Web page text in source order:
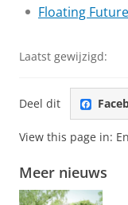
Floating Future
Laatst gewijzigd:
Deel dit
View this page in:
Meer nieuws